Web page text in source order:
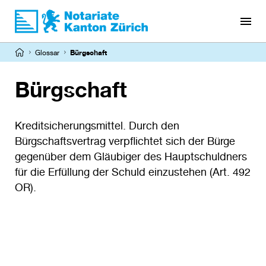
Direkt
zum
Pfadnavigation
Glossar Bürgschaft
Bürgschaft
Kreditsicherungsmittel. Durch den
Bürgschaftsvertrag verpflichtet sich der Bürge
gegenüber dem Gläubiger des Hauptschuldners
für die Erfüllung der Schuld einzustehen (Art. 492
OR).